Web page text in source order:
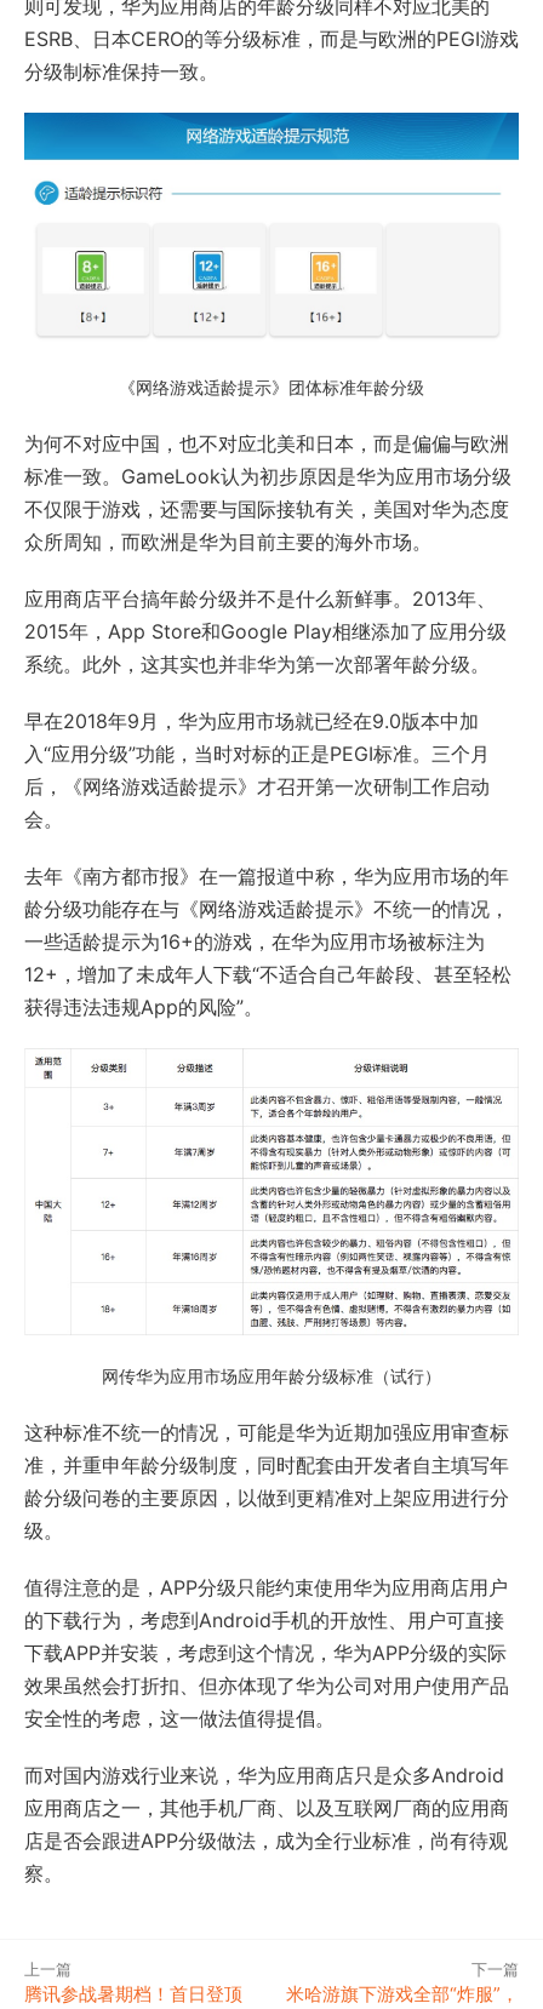
则可发现，华为应用商店的年龄分级同样不对应北美的
ESRB、日本CERO的等分级标准，而是与欧洲的PEGI游戏
分级制标准保持一致。
《网络游戏适龄提示》团体标准年龄分级
为何不对应中国，也不对应北美和日本，而是偏偏与欧洲
标准一致。GameLook认为初步原因是华为应用市场分级
不仅限于游戏，还需要与国际接轨有关，美国对华为态度
众所周知，而欧洲是华为目前主要的海外市场。
应用商店平台搞年龄分级并不是什么新鲜事。2013年、
2015年，App Store和Google Play相继添加了应用分级
系统。此外，这其实也并非华为第一次部署年龄分级。
早在2018年9月，华为应用市场就已经在9.0版本中加
入“应用分级”功能，当时对标的正是PEGI标准。三个月
后，《网络游戏适龄提示》才召开第一次研制工作启动
会。
去年《南方都市报》在一篇报道中称，华为应用市场的年
龄分级功能存在与《网络游戏适龄提示》不统一的情况，
一些适龄提示为16+的游戏，在华为应用市场被标注为
12+，增加了未成年人下载“不适合自己年龄段、甚至轻松
获得违法违规App的风险”。
网传华为应用市场应用年龄分级标准（试行）
这种标准不统一的情况，可能是华为近期加强应用审查标
准，并重申年龄分级制度，同时配套由开发者自主填写年
龄分级问卷的主要原因，以做到更精准对上架应用进行分
级。
值得注意的是，APP分级只能约束使用华为应用商店用户
的下载行为，考虑到Android手机的开放性、用户可直接
下载APP并安装，考虑到这个情况，华为APP分级的实际
效果虽然会打折扣、但亦体现了华为公司对用户使用产品
安全性的考虑，这一做法值得提倡。
而对国内游戏行业来说，华为应用商店只是众多Android
应用商店之一，其他手机厂商、以及互联网厂商的应用商
店是否会跟进APP分级做法，成为全行业标准，尚有待观
察。
上一篇
腾讯参战暑期档！首日登顶
下一篇
米哈游旗下游戏全部“炸服”，